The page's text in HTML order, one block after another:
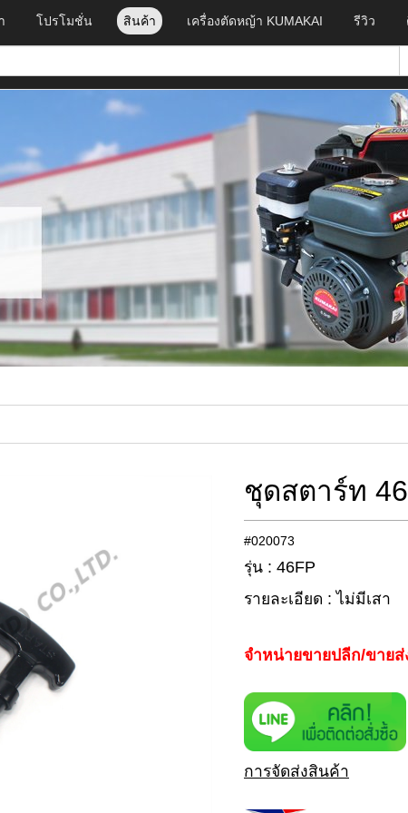
โปรโมชั่น สินค้า เครื่องตัดหญ้า KUMAKAI รีวิว
ชุดสตาร์ท
#020073
รุ่น : 46FP
รายละเอียด : ไม่มีเสา
จำหน่ายขายปลีก/ขายส่
การจัดส่งสินค้า